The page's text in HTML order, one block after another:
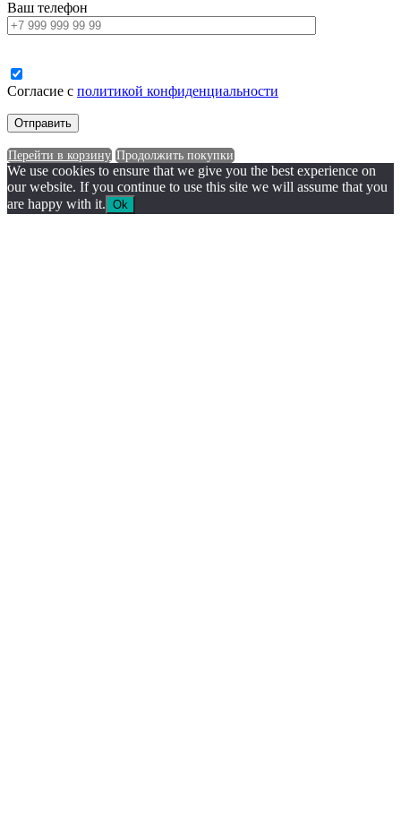
Ваш телефон
Согласие с политикой конфиденциальности
Перейти в корзину Продолжить покупки
We use cookies to ensure that we give you the best experience on
our website. If you continue to use this site we will assume that you
are happy with it. Ok